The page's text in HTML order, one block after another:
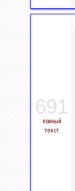
691
полный
текст